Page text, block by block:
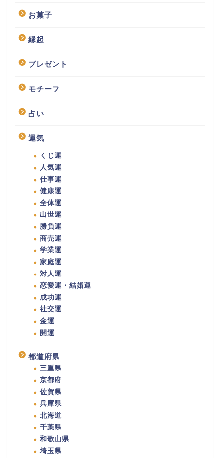
お菓子
縁起
プレゼント
モチーフ
占い
運気
くじ運
人気運
仕事運
健康運
全体運
出世運
勝負運
商売運
学業運
家庭運
対人運
恋愛運・結婚運
成功運
社交運
金運
開運
都道府県
三重県
京都府
佐賀県
兵庫県
北海道
千葉県
和歌山県
埼玉県